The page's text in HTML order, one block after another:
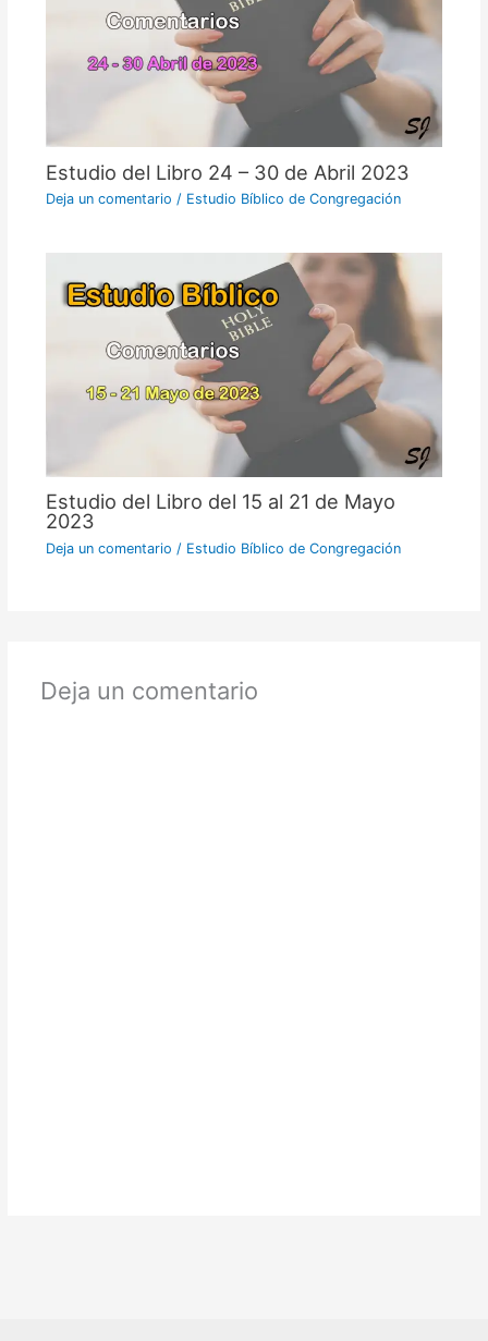
Estudio del Libro 24 – 30 de Abril 2023
Deja un comentario / Estudio Bíblico de Congregación
Estudio del Libro del 15 al 21 de Mayo
2023
Deja un comentario / Estudio Bíblico de Congregación
Deja un comentario